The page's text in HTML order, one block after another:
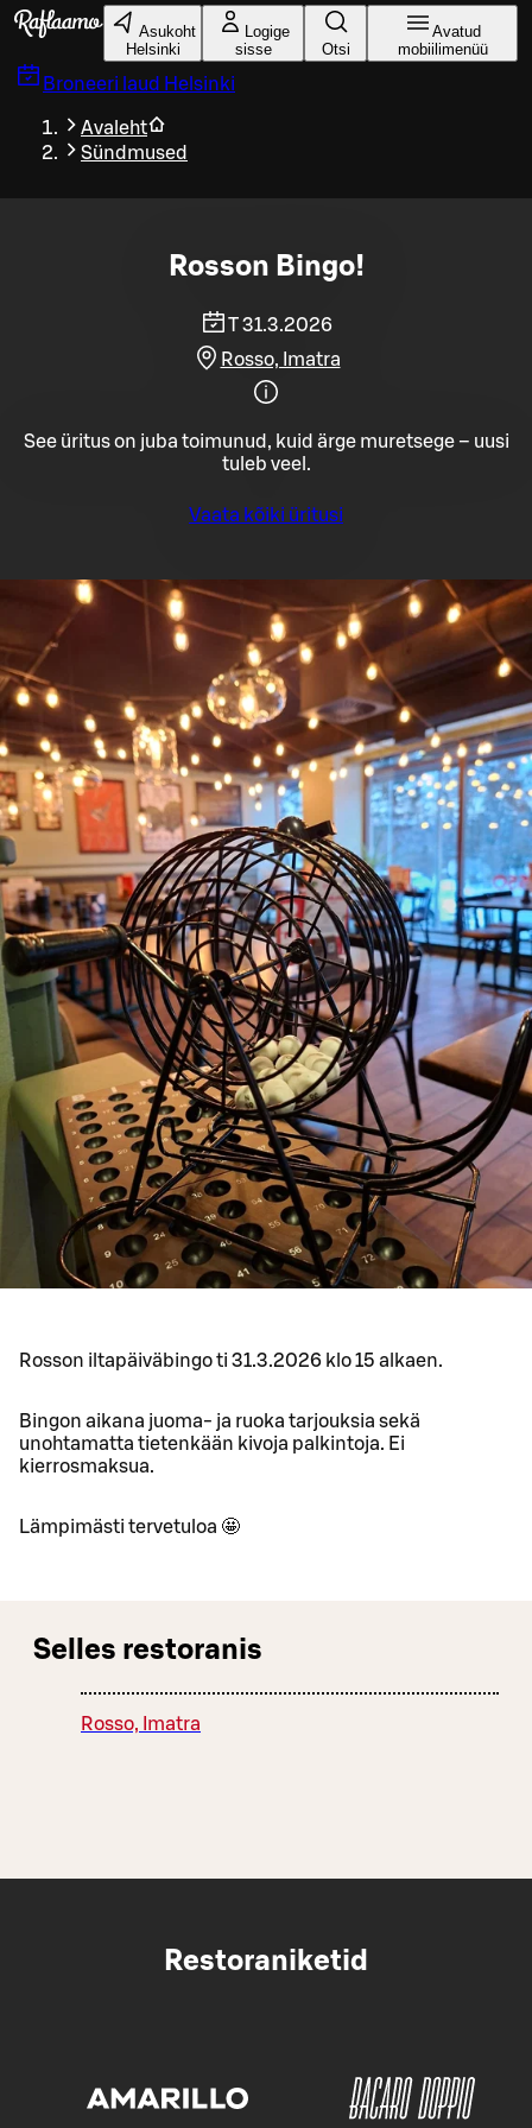
Liigu peamise sisu juurde
Asukoht
Helsinki
Logige
sisse
Otsi
Avatud
mobiilimenüü
Broneeri laud Helsinki
Avaleht
Sündmused
Rosson Bingo!
T 31.3.2026
Rosso, Imatra
See üritus on juba toimunud, kuid ärge muretsege – uusi
tuleb veel.
Vaata kõiki üritusi
Rosson iltapäiväbingo ti 31.3.2026 klo 15 alkaen.
Bingon aikana juoma- ja ruoka tarjouksia sekä
unohtamatta tietenkään kivoja palkintoja. Ei
kierrosmaksua.
Lämpimästi tervetuloa 🤩
Selles restoranis
Rosso, Imatra
Restoraniketid